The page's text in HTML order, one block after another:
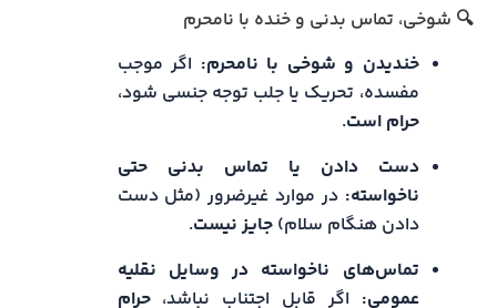
🔍 شوخی، تماس بدنی و خنده با نامحرم
خندیدن و شوخی با نامحرم: اگر موجب
مفسده، تحریک یا جلب توجه جنسی شود،
حرام است.
دست دادن یا تماس بدنی حتی
ناخواسته: در موارد غیرضرور (مثل دست
دادن هنگام سلام)جایز نیست.
تماس‌های ناخواسته در وسایل نقلیه
عمومی: اگر قابل اجتناب نباشد،حرام